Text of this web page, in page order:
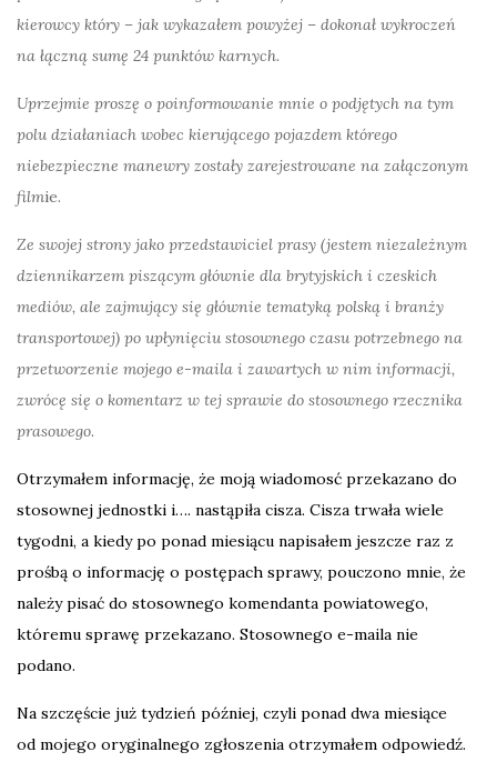
kierowcy który – jak wykazałem powyżej – dokonał wykroczeń
na łączną sumę 24 punktów karnych.
Uprzejmie proszę o poinformowanie mnie o podjętych na tym
polu działaniach wobec kierującego pojazdem którego
niebezpieczne manewry zostały zarejestrowane na załączonym
filmie.
Ze swojej strony jako przedstawiciel prasy (jestem niezależnym
dziennikarzem piszącym głównie dla brytyjskich i czeskich
mediów, ale zajmujący się głównie tematyką polską i branży
transportowej) po upłynięciu stosownego czasu potrzebnego na
przetworzenie mojego e-maila i zawartych w nim informacji,
zwrócę się o komentarz w tej sprawie do stosownego rzecznika
prasowego.
Otrzymałem informację, że moją wiadomosć przekazano do
stosownej jednostki i…. nastąpiła cisza. Cisza trwała wiele
tygodni, a kiedy po ponad miesiącu napisałem jeszcze raz z
prośbą o informację o postępach sprawy, pouczono mnie, że
należy pisać do stosownego komendanta powiatowego,
któremu sprawę przekazano. Stosownego e-maila nie
podano.
Na szczęście już tydzień później, czyli ponad dwa miesiące
od mojego oryginalnego zgłoszenia otrzymałem odpowiedź.